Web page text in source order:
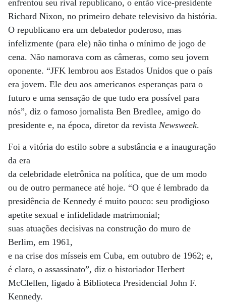
enfrentou seu rival republicano, o então vice-presidente
Richard Nixon, no primeiro debate televisivo da história.
O republicano era um debatedor poderoso, mas
infelizmente (para ele) não tinha o mínimo de jogo de
cena. Não namorava com as câmeras, como seu jovem
oponente. “JFK lembrou aos Estados Unidos que o país
era jovem. Ele deu aos americanos esperanças para o
futuro e uma sensação de que tudo era possível para
nós”, diz o famoso jornalista Ben Bredlee, amigo do
presidente e, na época, diretor da revista Newsweek.
Foi a vitória do estilo sobre a substância e a inauguração
da era
da celebridade eletrônica na política, que de um modo
ou de outro permanece até hoje. “O que é lembrado da
presidência de Kennedy é muito pouco: seu prodigioso
apetite sexual e infidelidade matrimonial;
suas atuações decisivas na construção do muro de
Berlim, em 1961,
e na crise dos mísseis em Cuba, em outubro de 1962; e,
é claro, o assassinato”, diz o historiador Herbert
McClellen, ligado à Biblioteca Presidencial John F.
Kennedy.